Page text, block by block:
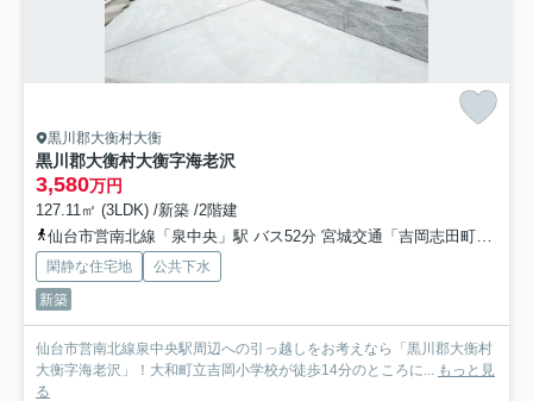
黒川郡大衡村大衡
黒川郡大衡村大衡字海老沢
3,580万円
127.11㎡ (3LDK) /新築 /2階建
仙台市営南北線「泉中央」駅 バス52分 宮城交通「吉岡志田町」 停歩7分
閑静な住宅地
公共下水
新築
仙台市営南北線泉中央駅周辺への引っ越しをお考えなら「黒川郡大衡村
大衡字海老沢」！大和町立吉岡小学校が徒歩14分のところに... もっと見
る